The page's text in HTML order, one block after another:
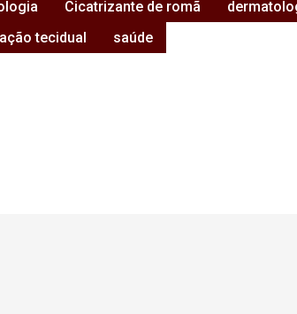
Cicatrizante de romã
tecidual
saúde